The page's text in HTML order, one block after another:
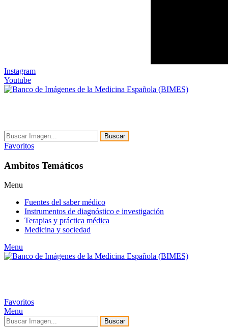
Instagram
Youtube
Buscar
Favoritos
Ambitos Temáticos
Menu
Fuentes del saber médico
Instrumentos de diagnóstico e investigación
Terapias y práctica médica
Medicina y sociedad
Menu
Favoritos
Menu
Buscar